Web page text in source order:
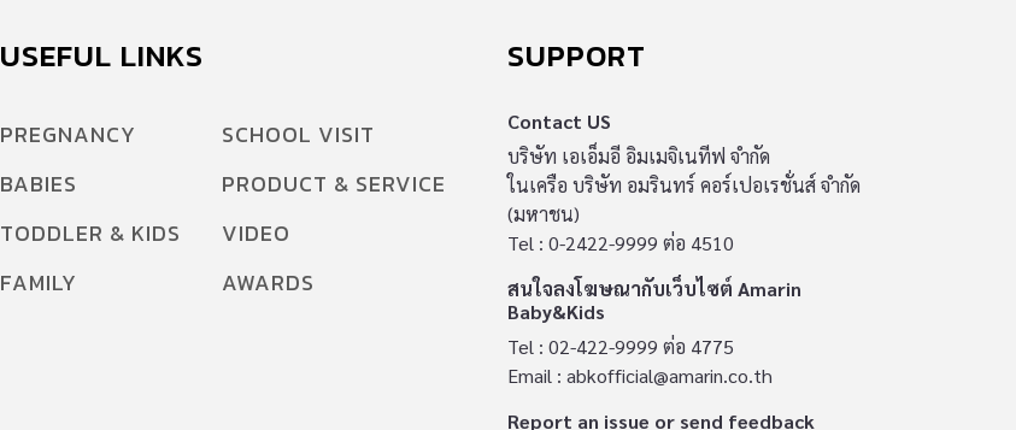
USEFUL LINKS
PREGNANCY
BABIES
TODDLER & KIDS
FAMILY
SCHOOL VISIT
PRODUCT & SERVICE
VIDEO
AWARDS
SUPPORT
Contact US
บริษัท เอเอ็มอี อิมเมจิเนทีฟ จำกัด
ในเครือ บริษัท อมรินทร์ คอร์เปอเรชั่นส์ จำกัด
(มหาชน)
Tel : 0-2422-9999 ต่อ 4510
สนใจลงโฆษณากับเว็บไซต์ Amarin
Baby&Kids
Tel : 02-422-9999 ต่อ 4775
Email : abkofficial@amarin.co.th
Report an issue or send feedback